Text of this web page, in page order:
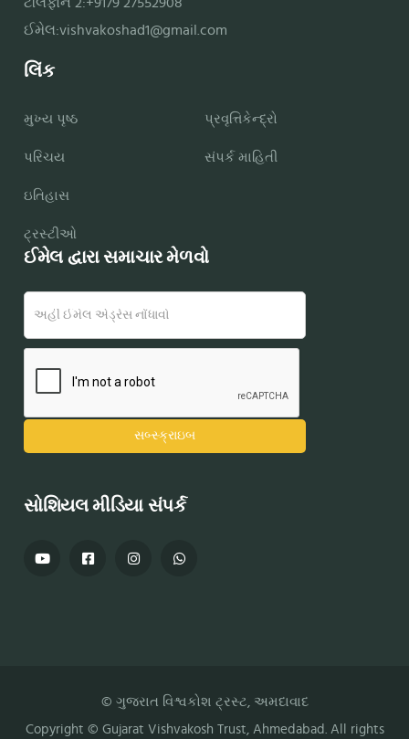
ઈમેલ:vishvakoshad1@gmail.com
લિંક
મુખ્ય પૃષ્ઠ
પરિચય
ઇતિહાસ
ટ્રસ્ટીઓ
પ્રવૃત્તિકેન્દ્રો
સંપર્ક માહિતી
ઈમેલ દ્વારા સમાચાર મેળવો
સોશિયલ મીડિયા સંપર્ક
© ગુજરાત વિશ્વકોશ ટ્રસ્ટ, અમદાવાદ
Copyright © Gujarat Vishvakosh Trust, Ahmedabad. All rights